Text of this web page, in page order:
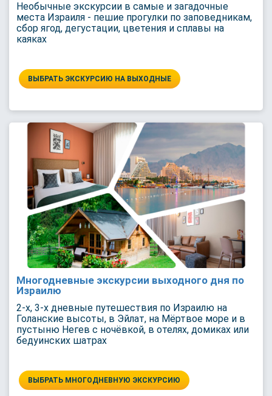
Необычные экскурсии в самые и загадочные
места Израиля - пешие прогулки по заповедникам,
сбор ягод, дегустации, цветения и сплавы на
каяках
ВЫБРАТЬ ЭКСКУРСИЮ НА ВЫХОДНЫЕ
Многодневные экскурсии выходного дня по
Израилю
2-х, 3-х дневные путешествия по Израилю на
Голанские высоты, в Эйлат, на Мёртвое море и в
пустыню Негев с ночёвкой, в отелях, домиках или
бедуинских шатрах
ВЫБРАТЬ МНОГОДНЕВНУЮ ЭКСКУРСИЮ